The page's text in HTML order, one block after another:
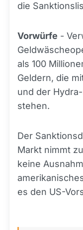
die
Vorwürfe -
als 100
Geldern, die
und der
stehen.
Der
Markt nimmt
keine
es den US-